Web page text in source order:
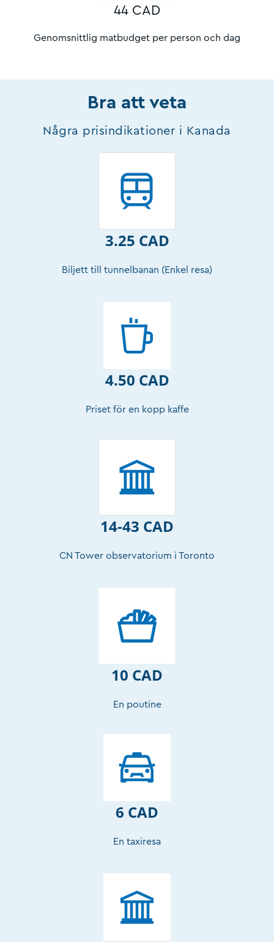
44 CAD
Genomsnittlig matbudget per person och dag
Bra att veta
Några prisindikationer i Kanada
3.25 CAD
Biljett till tunnelbanan (Enkel resa)
4.50 CAD
Priset för en kopp kaffe
14-43 CAD
CN Tower observatorium i Toronto
10 CAD
En poutine
6 CAD
En taxiresa